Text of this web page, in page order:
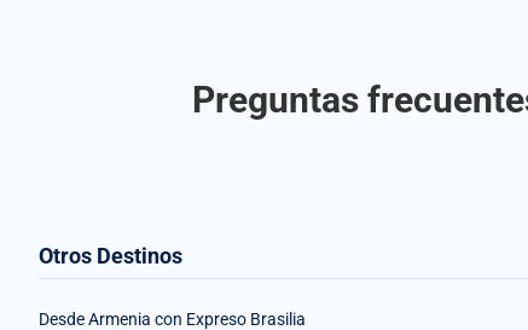
Preguntas
Otros Destinos
Desde Armenia con Expreso Brasilia